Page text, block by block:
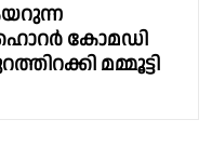
കോമഡി
മമ്മൂട്ടി